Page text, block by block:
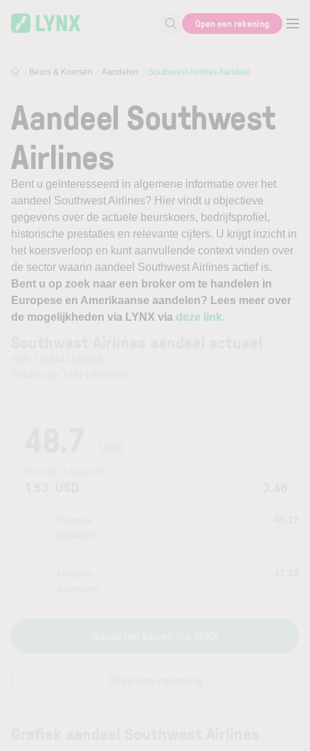
Zoek naar informatie
Open een rekening
Beurs & Koersen Aandelen Southwest Airlines Aandeel
Aandeel Southwest
Airlines
Bent u geïnteresseerd in algemene informatie over het
aandeel Southwest Airlines? Hier vindt u objectieve
gegevens over de actuele beurskoers, bedrijfsprofiel,
historische prestaties en relevante cijfers. U krijgt inzicht in
het koersverloop en kunt aanvullende context vinden over
de sector waarin aandeel Southwest Airlines actief is.
Bent u op zoek naar een broker om te handelen in
Europese en Amerikaanse aandelen? Lees meer over
de mogelijkheden via LYNX via deze link.